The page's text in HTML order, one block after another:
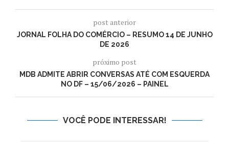
post anterior
JORNAL FOLHA DO COMÉRCIO – RESUMO 14 DE JUNHO
DE 2026
próximo post
MDB ADMITE ABRIR CONVERSAS ATÉ COM ESQUERDA
NO DF – 15/06/2026 – PAINEL
VOCÊ PODE INTERESSAR!